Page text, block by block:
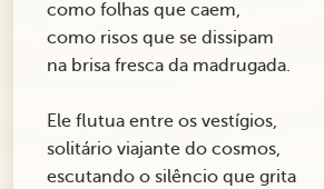
como folhas que caem,
como risos que se dissipam
na brisa fresca da madrugada.
Ele flutua entre os vestígios,
solitário viajante do cosmos,
escutando o silêncio que grita